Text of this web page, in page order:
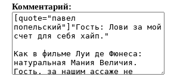
Комментарий: